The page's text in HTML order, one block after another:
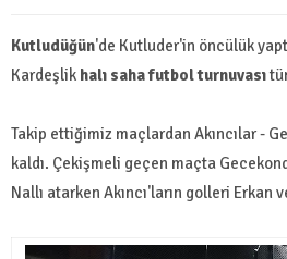
Kutludüğün'de Kutluder'in öncülük
Kardeşlik halı saha futbol turnuvası
Takip ettiğimiz maçlardan Akıncılar -
kaldı. Çekişmeli geçen maçta
Nallı atarken Akıncı'ların golleri Erkan